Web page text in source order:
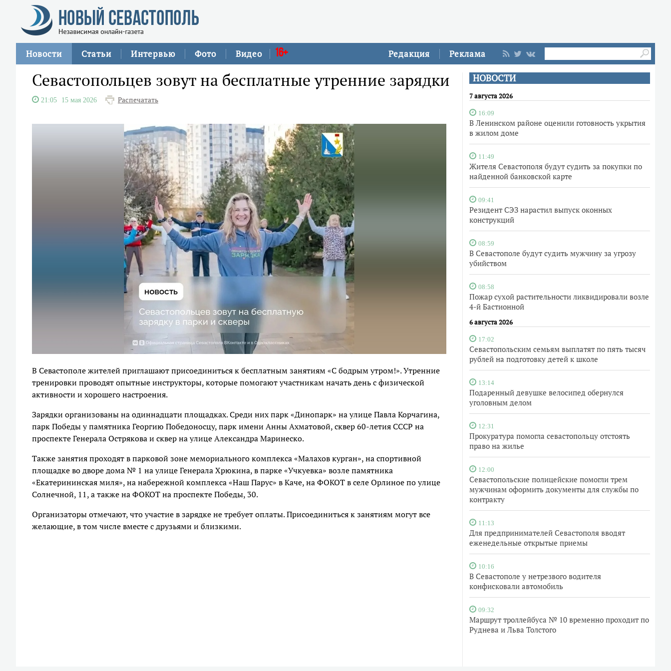
Редакция Реклама
Новости Статьи Интервью Фото Видео 16+
НОВОСТИ
7 августа 2026
16:09
В Ленинском районе оценили готовность укрытия
в жилом доме
11:49
Жителя Севастополя будут судить за покупки по
найденной банковской карте
09:41
Резидент СЭЗ нарастил выпуск оконных
конструкций
08:59
В Севастополе будут судить мужчину за угрозу
убийством
08:58
Пожар сухой растительности ликвидировали возле
4-й Бастионной
6 августа 2026
17:02
Севастопольским семьям выплатят по пять тысяч
рублей на подготовку детей к школе
13:14
Подаренный девушке велосипед обернулся
уголовным делом
12:31
Прокуратура помогла севастопольцу отстоять
право на жилье
12:00
Севастопольские полицейские помогли трем
мужчинам оформить документы для службы по
контракту
11:13
Для предпринимателей Севастополя вводят
еженедельные открытые приемы
10:16
В Севастополе у нетрезвого водителя
конфисковали автомобиль
09:32
Маршрут троллейбуса № 10 временно проходит по
Руднева и Льва Толстого
Севастопольцев зовут на бесплатные утренние зарядки
21:05 15 мая 2026 Распечатать
В Севастополе жителей приглашают присоединиться к бесплатным занятиям «С бодрым утром!». Утренние
тренировки проводят опытные инструкторы, которые помогают участникам начать день с физической
активности и хорошего настроения.
Зарядки организованы на одиннадцати площадках. Среди них парк «Динопарк» на улице Павла Корчагина,
парк Победы у памятника Георгию Победоносцу, парк имени Анны Ахматовой, сквер 60-летия СССР на
проспекте Генерала Острякова и сквер на улице Александра Маринеско.
Также занятия проходят в парковой зоне мемориального комплекса «Малахов курган», на спортивной
площадке во дворе дома № 1 на улице Генерала Хрюкина, в парке «Учкуевка» возле памятника
«Екатерининская миля», на набережной комплекса «Наш Парус» в Каче, на ФОКОТ в селе Орлиное по улице
Солнечной, 11, а также на ФОКОТ на проспекте Победы, 30.
Организаторы отмечают, что участие в зарядке не требует оплаты. Присоединиться к занятиям могут все
желающие, в том числе вместе с друзьями и близкими.